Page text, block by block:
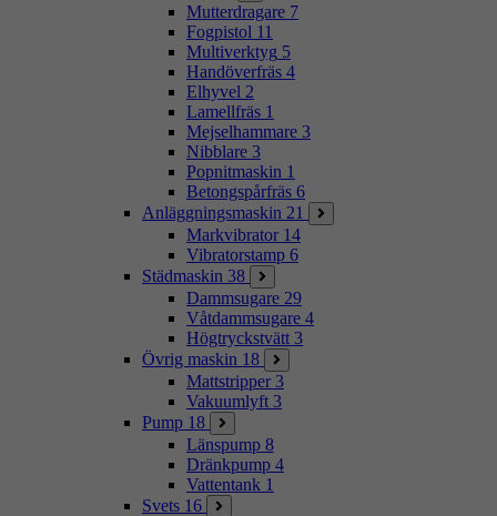
Mutterdragare 7
Fogpistol 11
Multiverktyg 5
Handöverfräs 4
Elhyvel 2
Lamellfräs 1
Mejselhammare 3
Nibblare 3
Popnitmaskin 1
Betongspårfräs 6
Anläggningsmaskin 21
Markvibrator 14
Vibratorstamp 6
Städmaskin 38
Dammsugare 29
Våtdammsugare 4
Högtryckstvätt 3
Övrig maskin 18
Mattstripper 3
Vakuumlyft 3
Pump 18
Länspump 8
Dränkpump 4
Vattentank 1
Svets 16